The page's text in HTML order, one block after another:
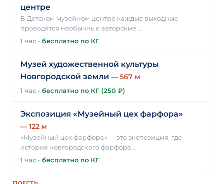
центре
В Детском музейном центре каждые выходные
проводятся необычные авторские …
1 час · бесплатно по КГ
Музей художественной культуры
Новгородской земли — 567 м
1 час · бесплатно по КГ (250 ₽)
Экспозиция «Музейный цех фарфора»
— 122 м
«Музейный цех фарфора» — это экспозиция, где
история новгородского фарфора…
1 час · бесплатно по КГ